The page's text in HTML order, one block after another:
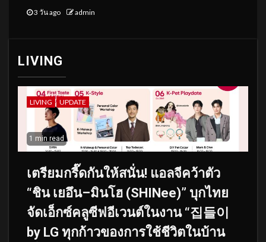
3 วัน ago admin
LIVING
LIVING UPDATE
1 min read
เตรียมกรี๊ดกันให้สนั่น! แอลจีคว้าตัว
“ชิน เยอึน–มินโฮ (SHINee)” บุกไทย
จัดเอ็กซ์คลูซีฟอีเวนต์ในงาน “집들이
by LG ทุกก้าวของการใช้ชีวิตในบ้าน